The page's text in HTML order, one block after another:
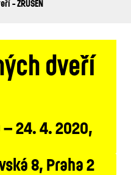
- ZRUŠEN
dveří
24. 4. 2020,
8, Praha 2